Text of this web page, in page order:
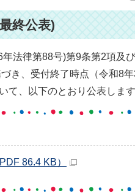
終公表)
法律第88号)第9条第2項及
き、受付終了時点（令和8
て、以下のとおり公表します
86.4 KB）